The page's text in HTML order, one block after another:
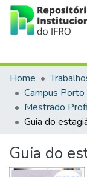
Communities &
All of DSpace
Statistics
Home
Campus Porto
Guia do
Guia do